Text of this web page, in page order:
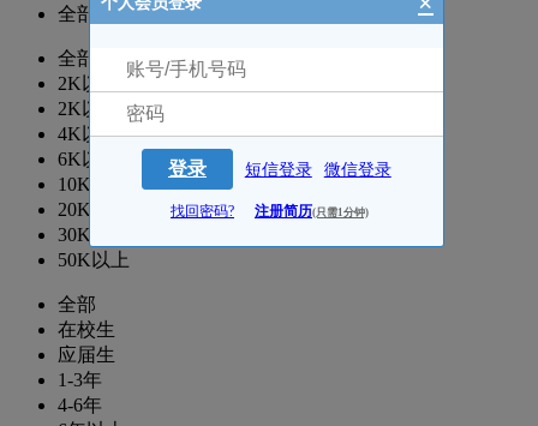
全部
全部
2K以下
2K以上
4K以上
6K以上
10K以上
20K以上
30K以上
50K以上
全部
在校生
应届生
1-3年
4-6年
登录 短信登录 微信登录
找回密码? 注册简历(只需1分钟)